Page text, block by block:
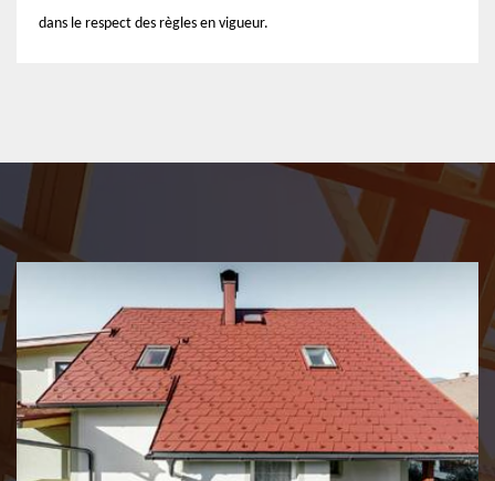
dans le respect des règles en vigueur.